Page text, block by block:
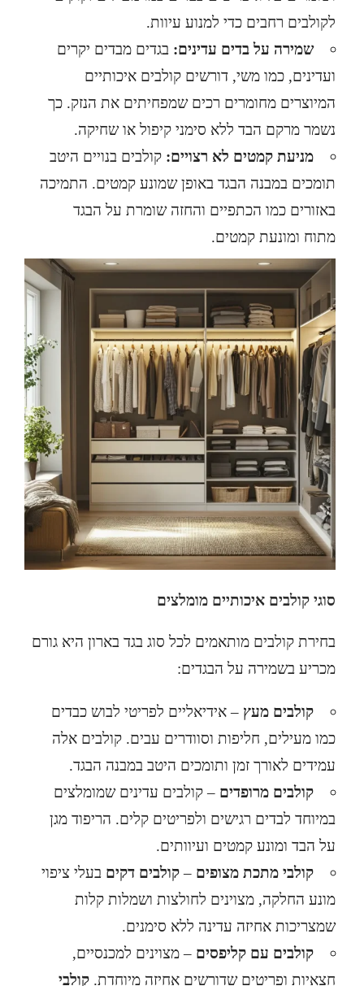
לקולבים רחבים כדי למנוע עיוות.
שמירה על בדים עדינים: בגדים מבדים יקרים
ועדינים, כמו משי, דורשים קולבים איכותיים
המיוצרים מחומרים רכים שמפחיתים את הנזק. כך
נשמר מרקם הבד ללא סימני קיפול או שחיקה.
מניעת קמטים לא רצויים: קולבים בנויים היטב
תומכים במבנה הבגד באופן שמונע קמטים. התמיכה
באזורים כמו הכתפיים והחזה שומרת על הבגד
מתוח ומונעת קמטים.
סוגי קולבים איכותיים מומלצים
בחירת קולבים מותאמים לכל סוג בגד בארון היא גורם
מכריע בשמירה על הבגדים:
קולבים מעץ – אידיאליים לפריטי לבוש כבדים
כמו מעילים, חליפות וסוודרים עבים. קולבים אלה
עמידים לאורך זמן ותומכים היטב במבנה הבגד.
קולבים מרופדים – קולבים עדינים שמומלצים
במיוחד לבדים רגישים ולפריטים קלים. הריפוד מגן
על הבד ומונע קמטים ועיוותים.
קולבי מתכת מצופים –קולבים דקים בעלי ציפוי
מונע החלקה, מצוינים לחולצות ושמלות קלות
שמצריכות אחיזה עדינה ללא סימנים.
קולבים עם קליפסים – מצוינים למכנסיים,
חצאיות ופריטים שדורשים אחיזה מיוחדת. קולבי